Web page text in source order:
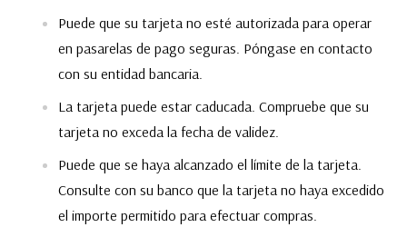
Puede que su tarjeta no esté autorizada para operar
en pasarelas de pago seguras. Póngase en contacto
con su entidad bancaria.
La tarjeta puede estar caducada. Compruebe que su
tarjeta no exceda la fecha de validez.
Puede que se haya alcanzado el límite de la tarjeta.
Consulte con su banco que la tarjeta no haya excedido
el importe permitido para efectuar compras.